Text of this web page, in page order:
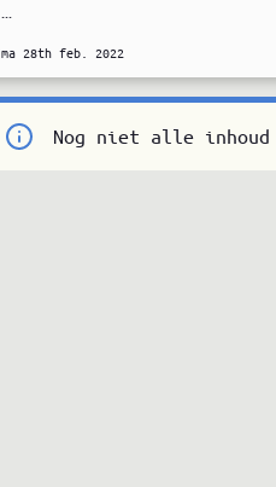
ma 28th feb. 2022
Nog niet alle